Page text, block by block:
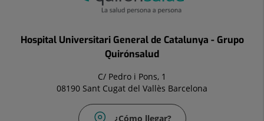
Hospital Universitari General de Catalunya - Grupo
Quirónsalud
C/ Pedro i Pons, 1
08190 Sant Cugat del Vallès Barcelona
¿Cómo llegar?